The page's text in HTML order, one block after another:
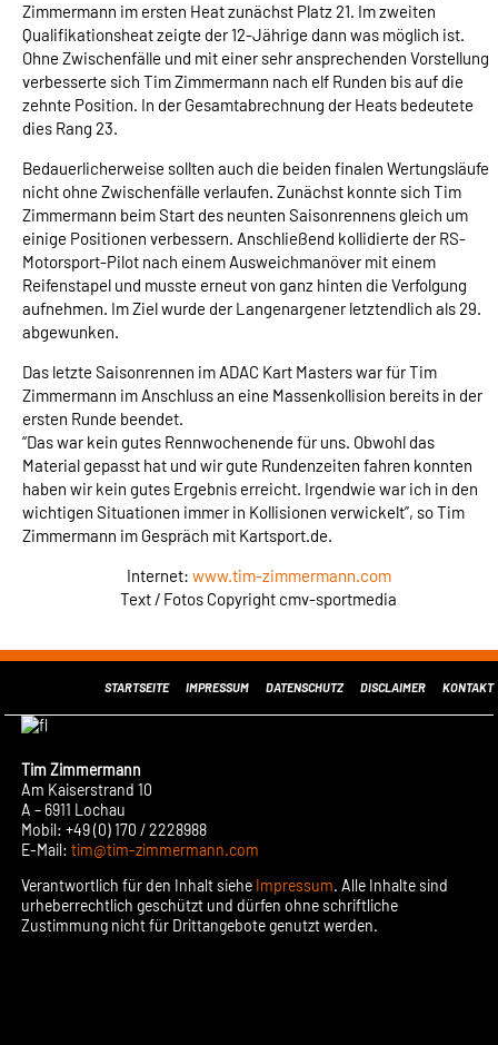
Zimmermann im ersten Heat zunächst Platz 21. Im zweiten
Qualifikationsheat zeigte der 12-Jährige dann was möglich ist.
Ohne Zwischenfälle und mit einer sehr ansprechenden Vorstellung
verbesserte sich Tim Zimmermann nach elf Runden bis auf die
zehnte Position. In der Gesamtabrechnung der Heats bedeutete
dies Rang 23.
Bedauerlicherweise sollten auch die beiden finalen Wertungsläufe
nicht ohne Zwischenfälle verlaufen. Zunächst konnte sich Tim
Zimmermann beim Start des neunten Saisonrennens gleich um
einige Positionen verbessern. Anschließend kollidierte der RS-
Motorsport-Pilot nach einem Ausweichmanöver mit einem
Reifenstapel und musste erneut von ganz hinten die Verfolgung
aufnehmen. Im Ziel wurde der Langenargener letztendlich als 29.
abgewunken.
Das letzte Saisonrennen im ADAC Kart Masters war für Tim
Zimmermann im Anschluss an eine Massenkollision bereits in der
ersten Runde beendet.
“Das war kein gutes Rennwochenende für uns. Obwohl das
Material gepasst hat und wir gute Rundenzeiten fahren konnten
haben wir kein gutes Ergebnis erreicht. Irgendwie war ich in den
wichtigen Situationen immer in Kollisionen verwickelt”, so Tim
Zimmermann im Gespräch mit Kartsport.de.
Internet: www.tim-zimmermann.com
Text / Fotos Copyright cmv-sportmedia
KONTAKT
DISCLAIMER
DATENSCHUTZ
IMPRESSUM
STARTSEITE
Tim Zimmermann
Am Kaiserstrand 10
A – 6911 Lochau
Mobil: +49 (0) 170 / 2228988
E-Mail:tim@tim-zimmermann.com
Verantwortlich für den Inhalt siehe Impressum. Alle Inhalte sind
urheberrechtlich geschützt und dürfen ohne schriftliche
Zustimmung nicht für Drittangebote genutzt werden.